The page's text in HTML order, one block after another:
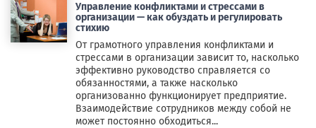
Управление конфликтами и стрессами в
организации — как обуздать и регулировать
стихию
От грамотного управления конфликтами и
стрессами в организации зависит то, насколько
эффективно руководство справляется со
обязанностями, а также насколько
организованно функционирует предприятие.
Взаимодействие сотрудников между собой не
может постоянно обходиться...